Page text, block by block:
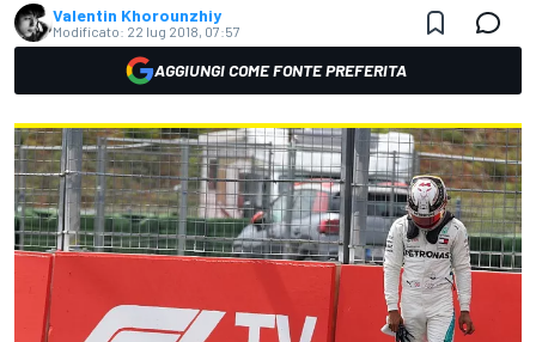
Valentin Khorounzhiy
Modificato: 22 lug 2018, 07:57
AGGIUNGI COME FONTE PREFERITA